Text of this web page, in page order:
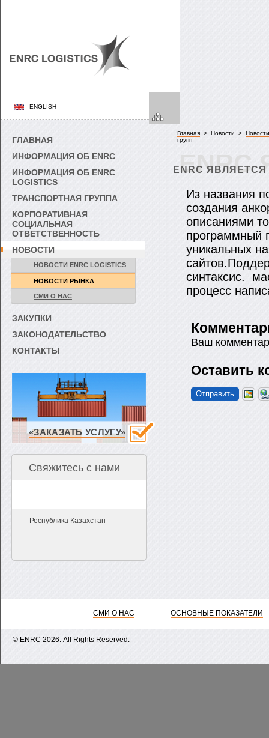
ENGLISH
ГЛАВНАЯ
ИНФОРМАЦИЯ ОБ ENRC
ИНФОРМАЦИЯ ОБ ENRC
LOGISTICS
ТРАНСПОРТНАЯ ГРУППА
КОРПОРАТИВНАЯ
СОЦИАЛЬНАЯ
ОТВЕТСТВЕННОСТЬ
НОВОСТИ
НОВОСТИ ENRC LOGISTICS
НОВОСТИ РЫНКА
СМИ О НАС
ЗАКУПКИ
ЗАКОНОДАТЕЛЬСТВО
КОНТАКТЫ
«ЗАКАЗАТЬ УСЛУГУ»
Свяжитесь с нами
Республика Казахстан
Главная > Новости >
групп
ENRC
Из названия
создания
описаниями
программный
уникальных
синтаксис.
процесс
Ваш
Оставить
СМИ О НАС ОСНОВНЫЕ ПОКАЗАТЕЛИ
© ENRС 2026. All Rights Reserved.